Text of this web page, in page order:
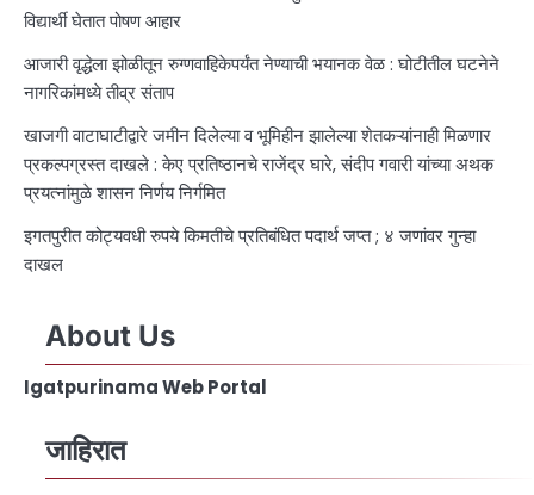
विद्यार्थी घेतात पोषण आहार
आजारी वृद्धेला झोळीतून रुग्णवाहिकेपर्यंत नेण्याची भयानक वेळ : घोटीतील घटनेने
नागरिकांमध्ये तीव्र संताप
खाजगी वाटाघाटीद्वारे जमीन दिलेल्या व भूमिहीन झालेल्या शेतकऱ्यांनाही मिळणार
प्रकल्पग्रस्त दाखले : केए प्रतिष्ठानचे राजेंद्र घारे, संदीप गवारी यांच्या अथक
प्रयत्नांमुळे शासन निर्णय निर्गमित
इगतपुरीत कोट्यवधी रुपये किमतीचे प्रतिबंधित पदार्थ जप्त ; ४ जणांवर गुन्हा
दाखल
About Us
Igatpurinama Web Portal
जाहिरात